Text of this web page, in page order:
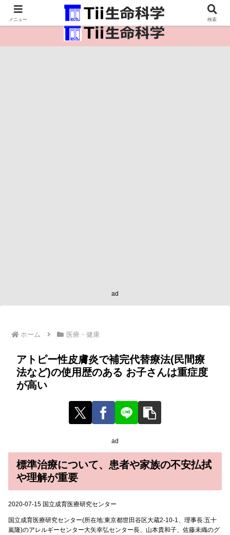
医療保健・生命・生物の情報インフラ。
ad
ホーム 医療・健康
アトピー性皮膚炎で補完代替療法(民間療
法など)の使用歴のある お子さんは重症度
が高い
ad
標準治療について、患者や家族の不安払拭
や理解が重要
2020-07-15 国立成育医療研究センター
国立成育医療研究センター(所在地:東京都世田谷区大蔵2-10-1、理事長:五十
嵐隆)のアレルギーセンター大矢幸弘センター長、山本貴和子、佐藤未織のグ
メニュー 検索